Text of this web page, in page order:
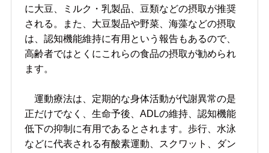
に大豆、ミルク・乳製品、豆類などの摂取が推奨
される。また、大豆製品や野菜、海藻などの摂取
は、認知機能維持に有用という報告もあるので、
高齢者ではとくにこれらの食品の摂取が勧められ
ます。
運動療法は、定期的な身体活動が代謝異常の是
正だけでなく、生命予後、ADLの維持、認知機能
低下の抑制に有用であるとされます。歩行、水泳
などに代表される有酸素運動、スクワット、ダン